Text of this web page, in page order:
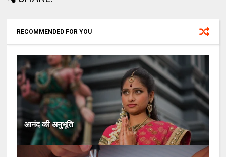
RECOMMENDED FOR YOU
आनंद की अनुभूति